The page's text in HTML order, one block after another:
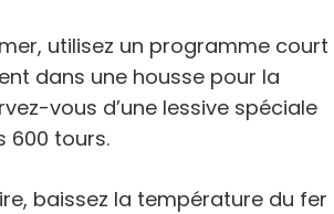
utilisez un programme court
dans une housse pour la
vous d’une lessive spéciale
600 tours.
baissez la température du fer